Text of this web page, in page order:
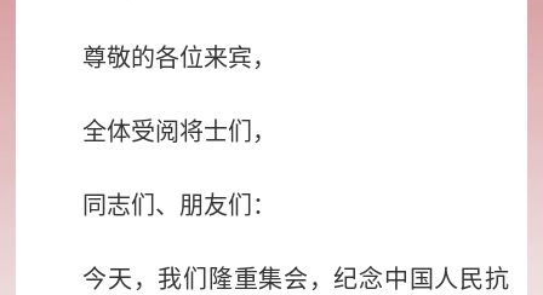
尊敬的各位来宾，
全体受阅将士们，
同志们、朋友们：
今天，我们隆重集会，纪念中国人民抗